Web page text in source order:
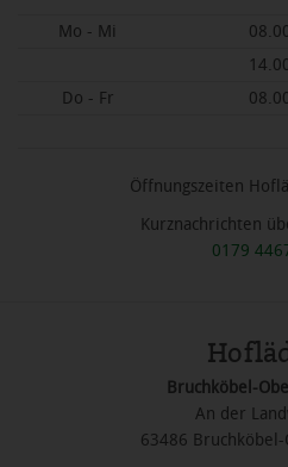
Mo - Mi
Do - Fr
Öffnungszeiten
Kurznachrichten
0179
Bruchköbel-
An der
63486